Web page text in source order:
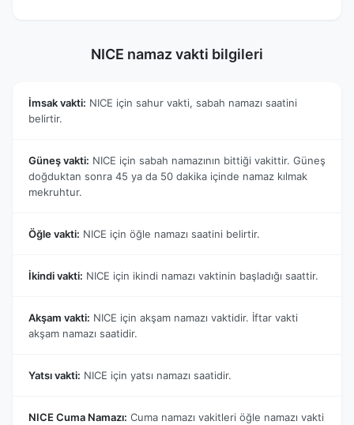
NICE namaz vakti bilgileri
İmsak vakti: NICE için sahur vakti, sabah namazı saatini
belirtir.
Güneş vakti: NICE için sabah namazının bittiği vakittir. Güneş
doğduktan sonra 45 ya da 50 dakika içinde namaz kılmak
mekruhtur.
Öğle vakti: NICE için öğle namazı saatini belirtir.
İkindi vakti: NICE için ikindi namazı vaktinin başladığı saattir.
Akşam vakti: NICE için akşam namazı vaktidir. İftar vakti
akşam namazı saatidir.
Yatsı vakti: NICE için yatsı namazı saatidir.
NICE Cuma Namazı: Cuma namazı vakitleri öğle namazı vakti